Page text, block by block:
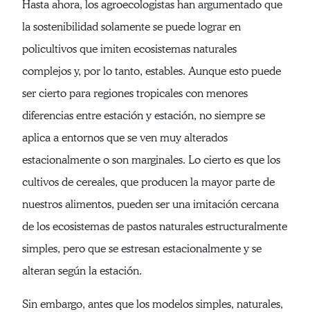
Hasta ahora, los agroecologistas han argumentado que
la sostenibilidad solamente se puede lograr en
policultivos que imiten ecosistemas naturales
complejos y, por lo tanto, estables. Aunque esto puede
ser cierto para regiones tropicales con menores
diferencias entre estación y estación, no siempre se
aplica a entornos que se ven muy alterados
estacionalmente o son marginales. Lo cierto es que los
cultivos de cereales, que producen la mayor parte de
nuestros alimentos, pueden ser una imitación cercana
de los ecosistemas de pastos naturales estructuralmente
simples, pero que se estresan estacionalmente y se
alteran según la estación.
Sin embargo, antes que los modelos simples, naturales,